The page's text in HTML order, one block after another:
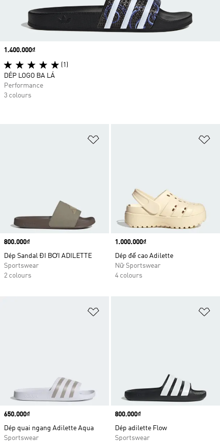
Price
800.000₫
Dép Sandal ĐI BƠI ADILETTE
Sportswear
2 colours
Price
1.000.000₫
Dép đế cao Adilette
Nữ Sportswear
4 colours
Price
650.000₫
Dép quai ngang Adilette Aqua
Sportswear
Price
800.000₫
Dép adilette Flow
Sportswear
Price
1.400.000₫
(1)
DÉP LOGO BA LÁ
Performance
3 colours